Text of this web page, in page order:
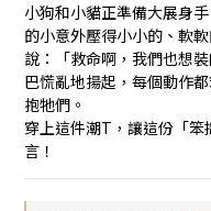
小狗和小貓正準備大展身
的小意外壓得小小的、軟
說：「救命啊，我們也想
巴慌亂地揚起，每個動作
抱牠們。
穿上這件潮T，讓這份「笨
言！